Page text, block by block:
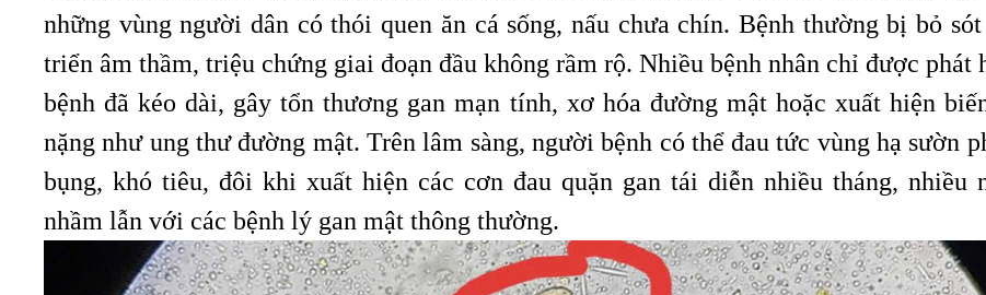
những vùng người dân có thói quen ăn cá sống, nấu chưa chín. Bệnh thường bị bỏ
triển âm thầm, triệu chứng giai đoạn đầu không rầm rộ. Nhiều bệnh nhân chỉ được phát
bệnh đã kéo dài, gây tổn thương gan mạn tính, xơ hóa đường mật hoặc xuất hiện
nặng như ung thư đường mật. Trên lâm sàng, người bệnh có thể đau tức vùng hạ sườn
bụng, khó tiêu, đôi khi xuất hiện các cơn đau quặn gan tái diễn nhiều tháng, nhiều
nhầm lẫn với các bệnh lý gan mật thông thường.